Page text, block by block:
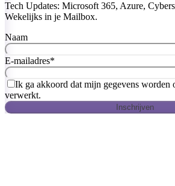
Tech Updates: Microsoft 365, Azure,
Wekelijks in je Mailbox.
Naam
E-mailadres*
Ik ga akkoord dat mijn gegevens worden
verwerkt.
Inschrijven